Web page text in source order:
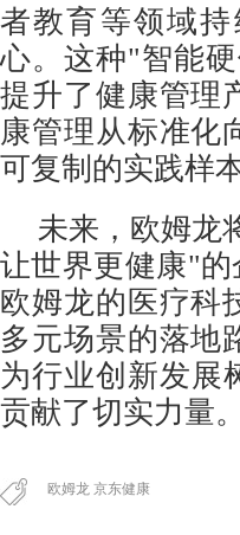
者教育等领域
心。这种"智能
提升了健康管理
康管理从标准化
可复制的实践样本
未来，欧姆龙
让世界更健康"
欧姆龙的医疗科
多元场景的落地
为行业创新发展
贡献了切实力量。
欧姆龙 京东健康